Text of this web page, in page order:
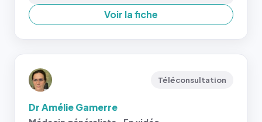
Voir la fiche
Téléconsultation
Dr Amélie Gamerre